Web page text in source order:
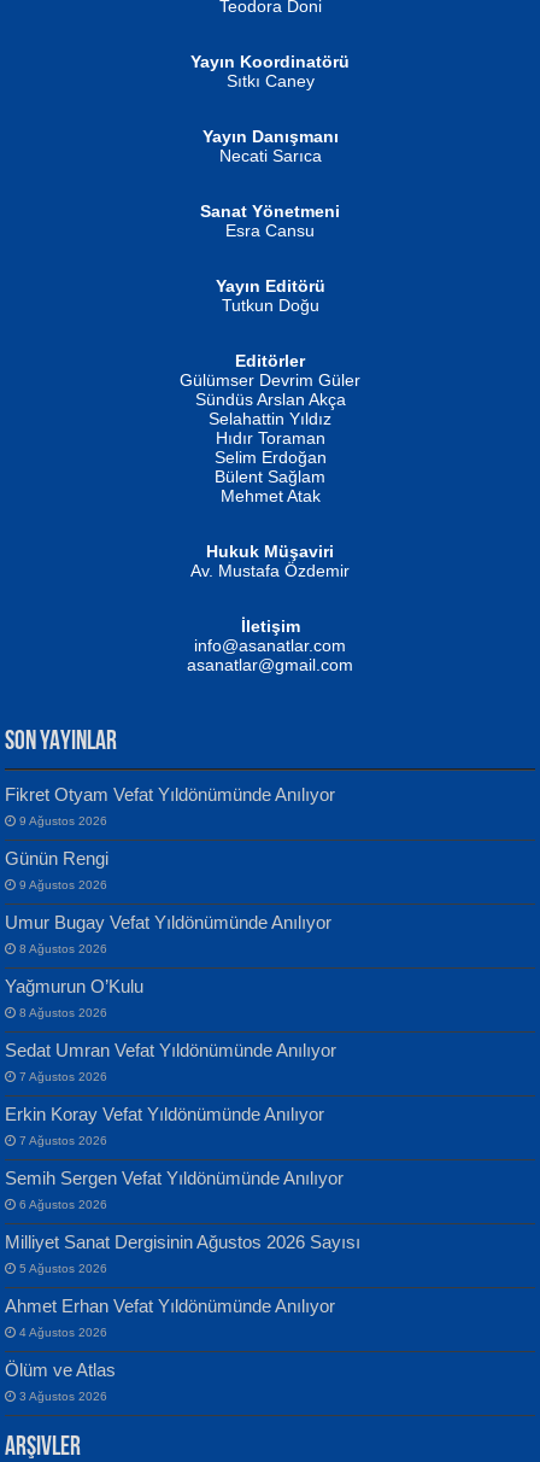
İSMAİL OKUTAN
Erkeklerin Kahrolması Ne Demektir
MUSTAFA KELOĞLU
Yarına İz Bırakmak...
ATİLLA ÖZEN
Sultan Olmadan Önce Eyüp...
EKREM KARABABA
Evvel Zaman Tanrıçası...
Yılmaz Ekinci
Geceye Söylenen...
Banu Sancak
Defterimden İçeri...
İsmail Aydos
İnkisar...
Teodora Doni
Yayın Koordinatörü
Sıtkı Caney
Yayın Danışmanı
Necati Sarıca
Sanat Yönetmeni
Esra Cansu
Yayın Editörü
Tutkun Doğu
Editörler
Gülümser Devrim Güler
Sündüs Arslan Akça
Selahattin Yıldız
Hıdır Toraman
Selim Erdoğan
Bülent Sağlam
Mehmet Atak
Hukuk Müşaviri
Av. Mustafa Özdemir
İletişim
info@asanatlar.com
asanatlar@gmail.com
SON YAYINLAR
Fikret Otyam Vefat Yıldönümünde Anılıyor
9 Ağustos 2026
Günün Rengi
9 Ağustos 2026
Umur Bugay Vefat Yıldönümünde Anılıyor
8 Ağustos 2026
Yağmurun O’Kulu
8 Ağustos 2026
Sedat Umran Vefat Yıldönümünde Anılıyor
7 Ağustos 2026
Erkin Koray Vefat Yıldönümünde Anılıyor
7 Ağustos 2026
Semih Sergen Vefat Yıldönümünde Anılıyor
6 Ağustos 2026
Milliyet Sanat Dergisinin Ağustos 2026 Sayısı
5 Ağustos 2026
Ahmet Erhan Vefat Yıldönümünde Anılıyor
4 Ağustos 2026
Ölüm ve Atlas
3 Ağustos 2026
Arşivler